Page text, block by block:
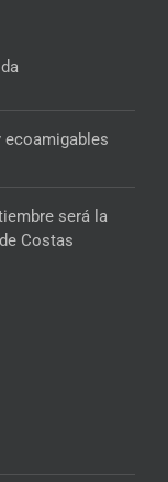
será la
Costas